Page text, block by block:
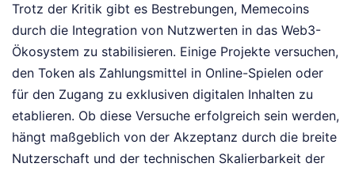
Trotz der Kritik gibt es Bestrebungen, Memecoins
durch die Integration von Nutzwerten in das Web3-
Ökosystem zu stabilisieren. Einige Projekte versuchen,
den Token als Zahlungsmittel in Online-Spielen oder
für den Zugang zu exklusiven digitalen Inhalten zu
etablieren. Ob diese Versuche erfolgreich sein werden,
hängt maßgeblich von der Akzeptanz durch die breite
Nutzerschaft und der technischen Skalierbarkeit der